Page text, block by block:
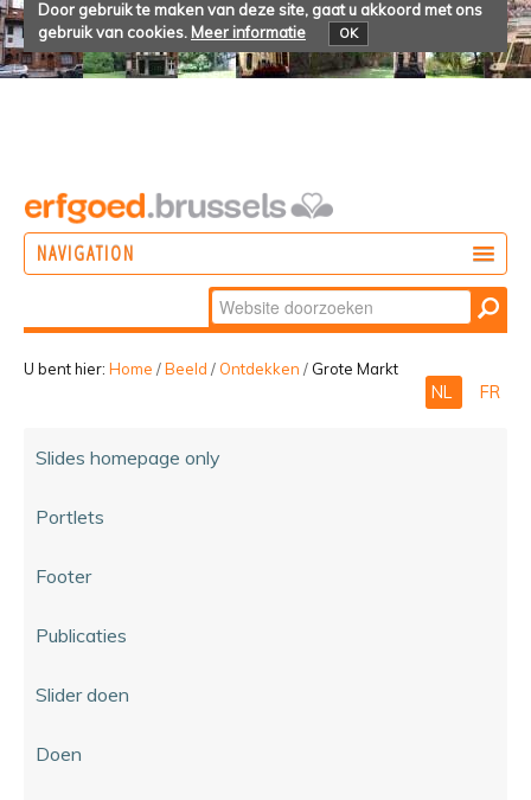
Door gebruik te maken van deze site, gaat u akkoord met ons
gebruik van cookies. Meer informatie OK
NAVIGATION
Zoek
Geavanceerd
zoeken...
U bent hier: Home /Beeld / Ontdekken / Grote Markt
NL FR
Slides homepage only
Portlets
Footer
Publicaties
Slider doen
Doen